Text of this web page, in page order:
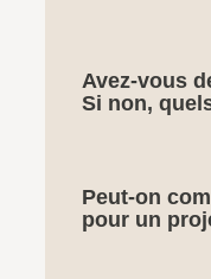
Avez-vous
Si non,
Peut-on
pour un